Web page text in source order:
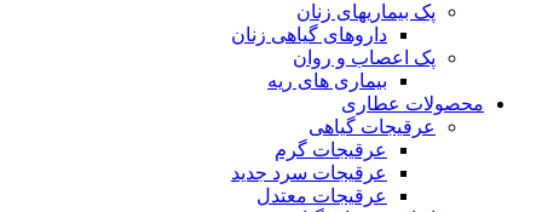
پک بیماریهای زنان
داروهای گیاهی زنان
پک اعصاب و روان
بیماری های ریه
محصولات عطاری
عرقیجات گیاهی
عرقیجات گرم
عرقیجات سرد جدید
عرقیجات معتدل